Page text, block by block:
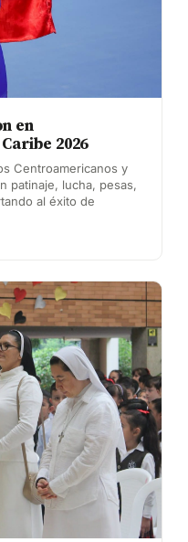
en
2026
Centroamericanos y
patinaje, lucha, pesas,
al éxito de